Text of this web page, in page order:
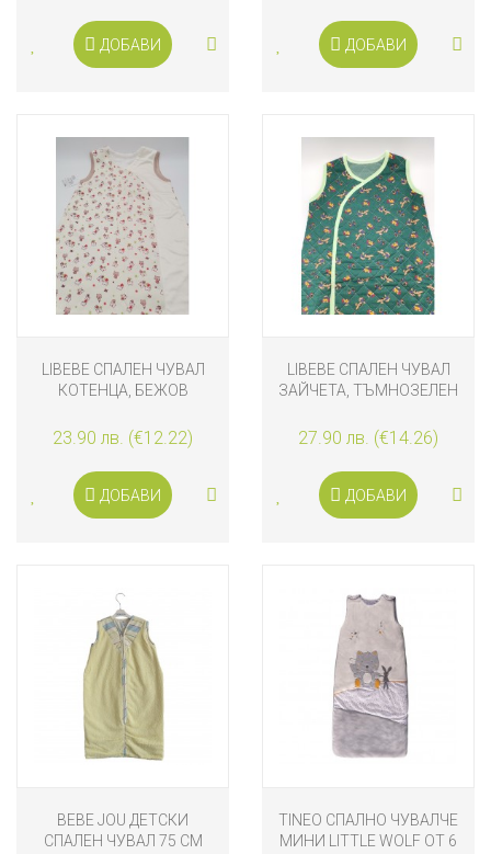
ДОБАВИ ДОБАВИ
LIBEBE СПАЛЕН ЧУВАЛ
КОТЕНЦА, БЕЖОВ
23.90 лв. (€12.22)
ДОБАВИ
LIBEBE СПАЛЕН ЧУВАЛ
ЗАЙЧЕТА, ТЪМНОЗЕЛЕН
27.90 лв. (€14.26)
ДОБАВИ
BEBE JOU ДЕТСКИ
СПАЛЕН ЧУВАЛ 75 CM
TINEO СПАЛНО ЧУВАЛЧЕ
МИНИ LITTLE WOLF ОТ 6